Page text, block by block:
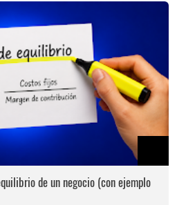
de un negocio (con ejemplo